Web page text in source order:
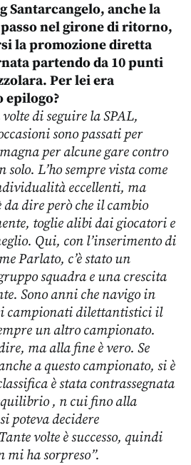
Santarcangelo, anche la
passo nel girone di ritorno,
la promozione diretta
partendo da 10 punti
Per lei era
epilogo?
di seguire la SPAL,
sono passati per
per alcune gare contro
L’ho sempre vista come
eccellenti, ma
da dire però che il cambio
toglie alibi dai giocatori e
Qui, con l’inserimento di
Parlato, c’è stato un
squadra e una crescita
Sono anni che navigo in
campionati dilettantistici il
un altro campionato.
ma alla fine è vero. Se
a questo campionato, si è
è stata contrassegnata
, n cui fino alla
poteva decidere
volte è successo, quindi
mi ha sorpreso”.